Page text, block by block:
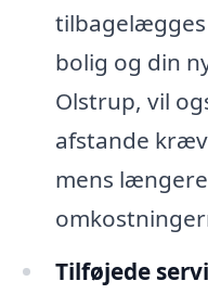
bolig og din
Olstrup, vil
afstande
mens
Tilføjede